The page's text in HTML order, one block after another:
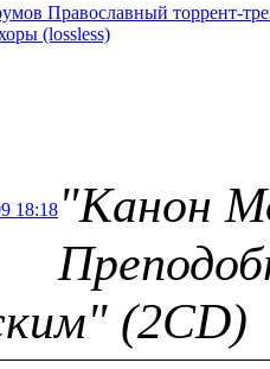
Православный торрент-
(lossless)
18:18 "Канон
(2CD)